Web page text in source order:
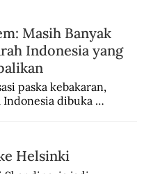
Masih Banyak
Indonesia yang
paska kebakaran,
Indonesia dibuka
2024.
Helsinki